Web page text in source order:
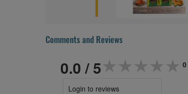
Comments and Reviews
0.0 / 5★★★★★
★★★★★
★★★★★ 0
Login to reviews